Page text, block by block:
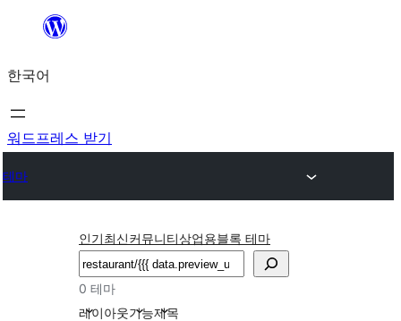
츠
로
바
가
한국어
워드프레스 받기
테마
인기최신커뮤니티상업용블록 테마
검
색
0 테마
레이아웃기능제목